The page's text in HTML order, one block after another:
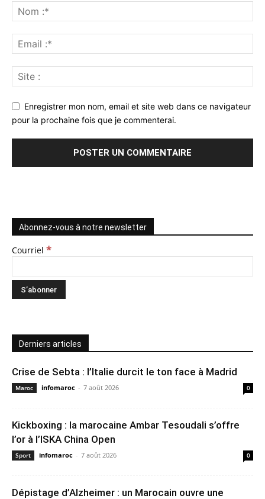
Enregistrer mon nom, email et site web dans ce navigateur
pour la prochaine fois que je commenterai.
Abonnez-vous à notre newsletter
Courriel *
Derniers articles
Crise de Sebta : l’Italie durcit le ton face à Madrid
Maroc infomaroc - 7 août 2026 0
Kickboxing : la marocaine Ambar Tesoudali s’offre
l’or à l’ISKA China Open
Sport infomaroc - 7 août 2026 0
Dépistage d’Alzheimer : un Marocain ouvre une